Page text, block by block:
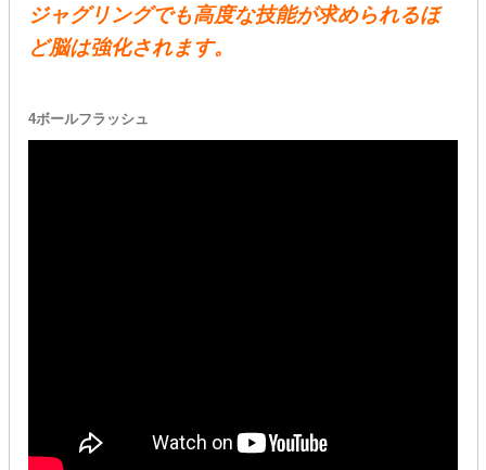
ジャグリングでも高度な技能が求められるほ
ど脳は強化されます。
4ボールフラッシュ